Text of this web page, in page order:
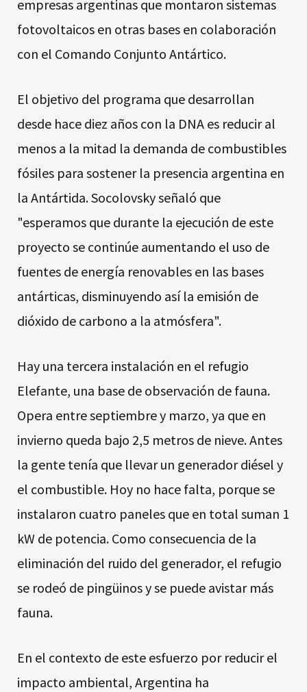
empresas argentinas que montaron sistemas
fotovoltaicos en otras bases en colaboración
con el Comando Conjunto Antártico.
El objetivo del programa que desarrollan
desde hace diez años con la DNA es reducir al
menos a la mitad la demanda de combustibles
fósiles para sostener la presencia argentina en
la Antártida. Socolovsky señaló que
"esperamos que durante la ejecución de este
proyecto se continúe aumentando el uso de
fuentes de energía renovables en las bases
antárticas, disminuyendo así la emisión de
dióxido de carbono a la atmósfera".
Hay una tercera instalación en el refugio
Elefante, una base de observación de fauna.
Opera entre septiembre y marzo, ya que en
invierno queda bajo 2,5 metros de nieve. Antes
la gente tenía que llevar un generador diésel y
el combustible. Hoy no hace falta, porque se
instalaron cuatro paneles que en total suman 1
kW de potencia. Como consecuencia de la
eliminación del ruido del generador, el refugio
se rodeó de pingüinos y se puede avistar más
fauna.
En el contexto de este esfuerzo por reducir el
impacto ambiental, Argentina ha